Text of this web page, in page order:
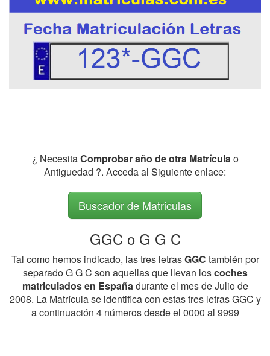
¿ NecesitaComprobar año de otra Matrículao
Antiguedad ?. Acceda al Siguiente enlace:
Buscador de Matriculas
GGC o G G C
Tal como hemos indicado, las tres letrasGGC también por
separado G G C son aquellas que llevan loscoches
matriculados en Españadurante el mes de Julio de
2008. La Matrícula se identifica con estas tres letras GGC y
a continuación 4 números desde el 0000 al 9999